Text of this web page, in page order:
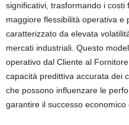
significativi, trasformando i costi
maggiore flessibilità operativa e
caratterizzato da elevata
mercati industriali. Questo
operativo dal Cliente al
capacità predittiva accurata dei
che possono influenzare le
garantire il successo economico